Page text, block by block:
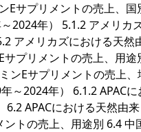
Eサプリメントの売上、
2024年） 5.1.2 アメリ
アメリカズにおける天
プリメントの売上、用
ンEサプリメントの売上
～2024年） 6.1.2 APAC
APACにおける天然由
トの売上、用途別 6.4